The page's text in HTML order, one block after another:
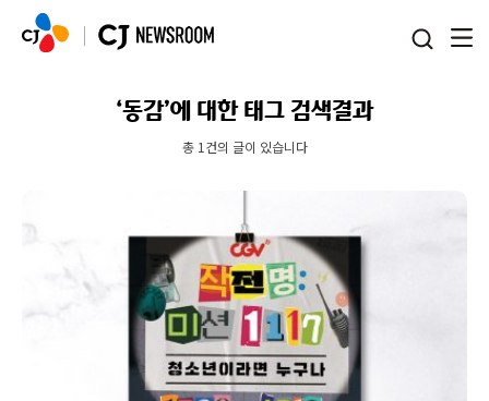
‘동감’에 대한 태그 검색결과
총 1건의 글이 있습니다